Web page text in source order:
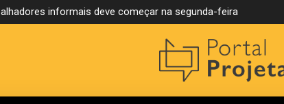
informais deve começar na segunda-feira